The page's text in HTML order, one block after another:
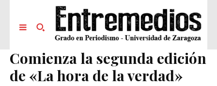
Comienza la segunda edición
de «La hora de la verdad»